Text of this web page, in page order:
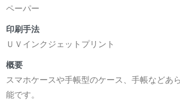
<デザイン画集&グッズカタログ>
小説 [弛まぬ言霊]
挿画&グッズカタログ <デザイン画集:BEST
＜著者:作詞/挿画作成＞ 凛々風 猛 -リリカ
☆本作品内で表現されている作詞20曲も掲
日本語版: https://amzn.asia/d/1pxD3g4
ペーパー
印刷手法
ＵＶインクジェットプリント
概要
スマホケースや手帳型のケース、手帳などあ
能です。